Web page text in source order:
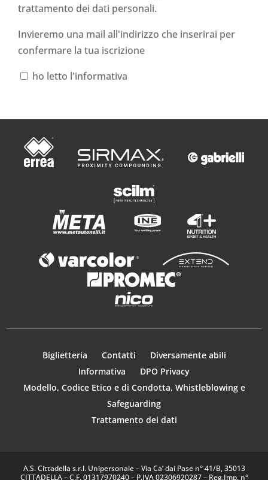
trattamento dei dati personali.
Invieremo una mail all'indirizzo che inserirai per
confermare la tua iscrizione
ho letto l'informativa
Biglietteria Contatti
Diversamente abili
Informativa
DPO Privacy
Modello, Codice Etico e di Condotta, Whistleblowing e
Safeguarding
Trattamento dei dati
A.S. Cittadella s.r.l. Unipersonale – Via Ca’ dai Pase n° 41/B, 35013
CITTADELLA – C.F. 01317970240 – P.IVA 02306920287 – Reg.Imp. n°